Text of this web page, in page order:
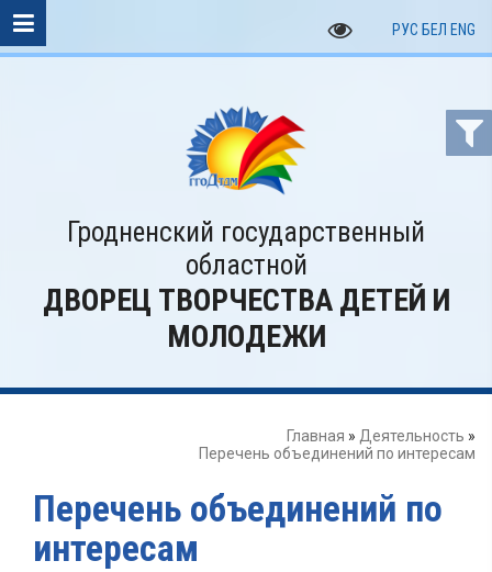
РУС БЕЛ ENG
Гродненский государственный
областной
ДВОРЕЦ ТВОРЧЕСТВА ДЕТЕЙ И
МОЛОДЕЖИ
Главная » Деятельность »
Перечень объединений по интересам
Перечень объединений по
интересам